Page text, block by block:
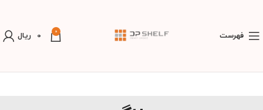
فهرست 0
0 ریال